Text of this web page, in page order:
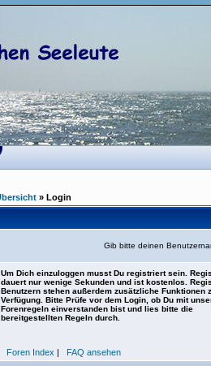
» Login
Gib bitte deinen
Um Dich einzuloggen musst Du registriert sein.
dauert nur wenige Sekunden und ist kostenlos.
Benutzern stehen außerdem zusätzliche Funktionen
Verfügung. Bitte Prüfe vor dem Login, ob Du mit
Forenregeln einverstanden bist und lies bitte die
bereitgestellten Regeln durch.
Foren Index | FAQ ansehen